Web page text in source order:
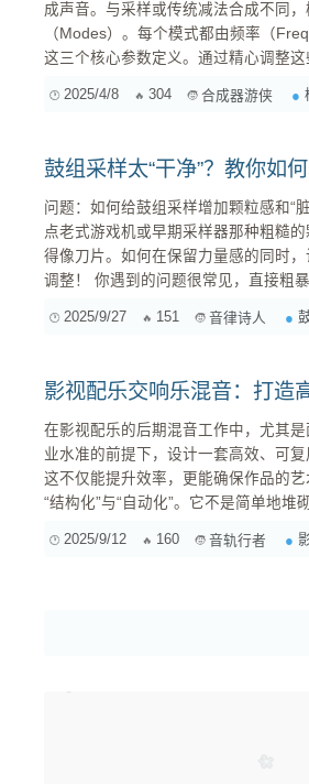
成声音。与采样或传统减法合成不同
（Modes）。每个模式都由频率（
这三个核心参数定义。通过精心调整
分布、阻尼时间和相对振幅，来模拟
2025/4/8 304 合成器游侠
鼓组采样太“干净”？教你如
问题：如何给鼓组采样增加颗粒感和“脏”味，同时保持力度
点老式游戏机或早期采样器那种粗糙
得像刀片。如何在保留力量感的同时，让鼓组拥有
调整！ 你遇到的问题很常见，直接粗暴地使用Bitcrusher很容易毁掉鼓组的动态和平衡。想要获得
2025/9/27 151 音律诗人
影视配乐交响乐混音：打造
在影视配乐的后期混音工作中，尤其
业水准的前提下，设计一套高效、可
这不仅能提升效率，更能确保作品的艺术性和技术稳定性。
“结构化”与“自动化”。它不是简单地
轨道的项目也能一目了然。 层次...
2025/9/12 160 音轨行者